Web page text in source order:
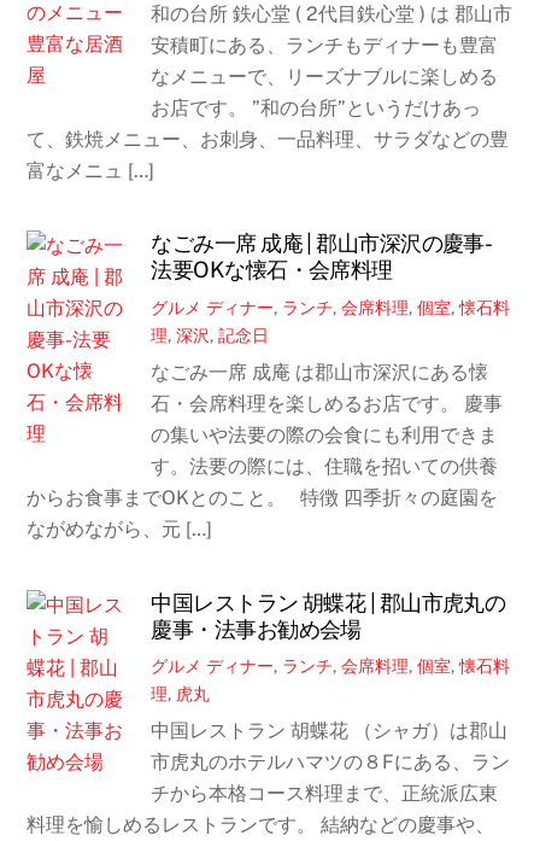
和の台所 鉄心堂 ( 2代目鉄心堂 ) は 郡山市
安積町にある、ランチもディナーも豊富
なメニューで、リーズナブルに楽しめる
お店です。 ”和の台所”というだけあっ
て、鉄焼メニュー、お刺身、一品料理、サラダなどの豊
富なメニュ […]
なごみ一席 成庵 | 郡山市深沢の慶事-
法要OKな懐石・会席料理
グルメ ディナー, ランチ,会席料理,個室,懐石料
理,深沢,記念日
なごみ一席 成庵 は郡山市深沢にある懐
石・会席料理を楽しめるお店です。 慶事
の集いや法要の際の会食にも利用できま
す。法要の際には、住職を招いての供養
からお食事までOKとのこと。 特徴 四季折々の庭園を
ながめながら、元 […]
中国レストラン 胡蝶花 | 郡山市虎丸の
慶事・法事お勧め会場
グルメ ディナー, ランチ,会席料理,個室,懐石料
理, 虎丸
中国レストラン 胡蝶花 （シャガ）は郡山
市虎丸のホテルハマツの８Fにある、ラン
チから本格コース料理まで、正統派広東
料理を愉しめるレストランです。 結納などの慶事や、